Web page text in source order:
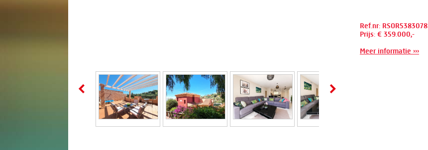
Ref.nr: RSOR5383078
Prijs: € 359.000,-
Meer informatie ›››